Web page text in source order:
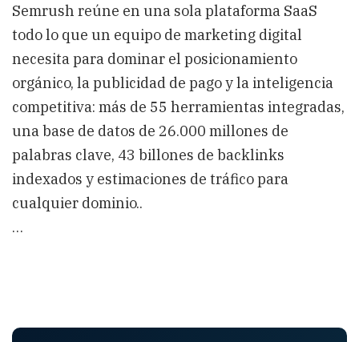
Semrush reúne en una sola plataforma SaaS
todo lo que un equipo de marketing digital
necesita para dominar el posicionamiento
orgánico, la publicidad de pago y la inteligencia
competitiva: más de 55 herramientas integradas,
una base de datos de 26.000 millones de
palabras clave, 43 billones de backlinks
indexados y estimaciones de tráfico para
cualquier dominio..
…